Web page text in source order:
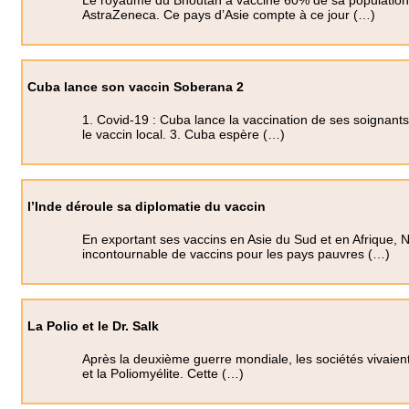
AstraZeneca. Ce pays d’Asie compte à ce jour (…)
Cuba lance son vaccin Soberana 2
1. Covid-19 : Cuba lance la vaccination de ses
le vaccin local. 3. Cuba espère (…)
l’Inde déroule sa diplomatie du vaccin
En exportant ses vaccins en Asie du Sud et en Afrique,
incontournable de vaccins pour les pays pauvres (…)
La Polio et le Dr. Salk
Après la deuxième guerre mondiale, les sociétés
et la Poliomyélite. Cette (…)